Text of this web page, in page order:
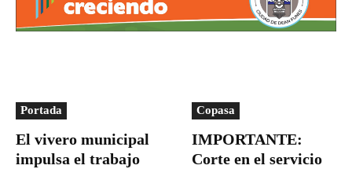
Portada
El vivero municipal
impulsa el trabajo
Copasa
IMPORTANTE:
Corte en el servicio